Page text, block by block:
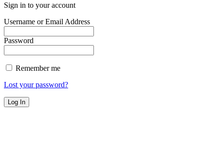
Sign in to your account
Username or Email Address
Password
Remember me
Lost your password?